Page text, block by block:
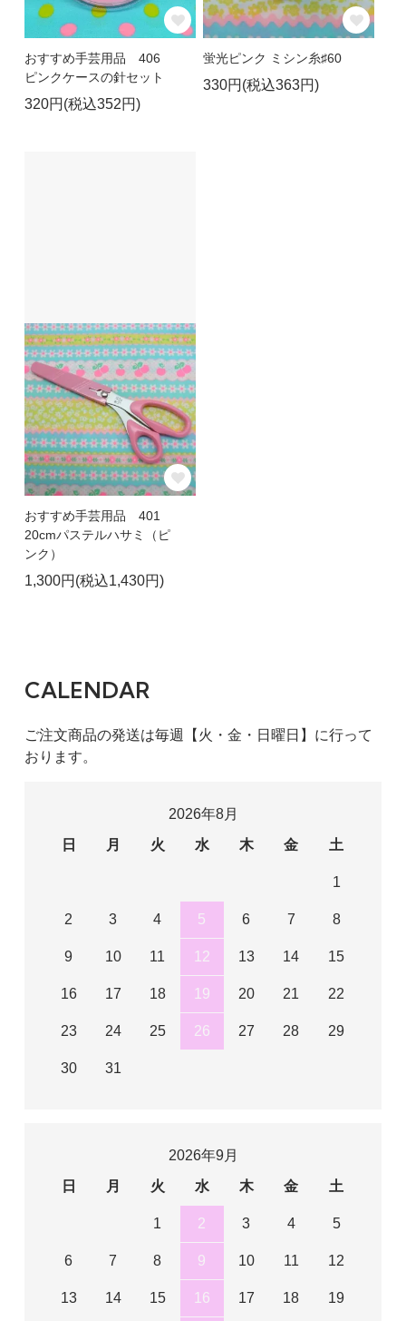
おすすめ手芸用品 406
ピンクケースの針セット
320円(税込352円)
蛍光ピンク ミシン糸♯60
330円(税込363円)
おすすめ手芸用品 401
20cmパステルハサミ（ピ
ンク）
1,300円(税込1,430円)
CALENDAR
ご注文商品の発送は毎週【火・金・日曜日】に行って
おります。
2026年8月
日
月 火 水 木 金 土
1
2 3 4 5 6 7 8
9 10 11 12 13 14 15
16 17 18 19 20 21 22
23 24 25 26 27 28 29
30 31
2026年9月
日
月 火 水 木 金 土
1 2 3 4 5
6 7 8 9 10 11 12
13 14 15 16 17 18 19